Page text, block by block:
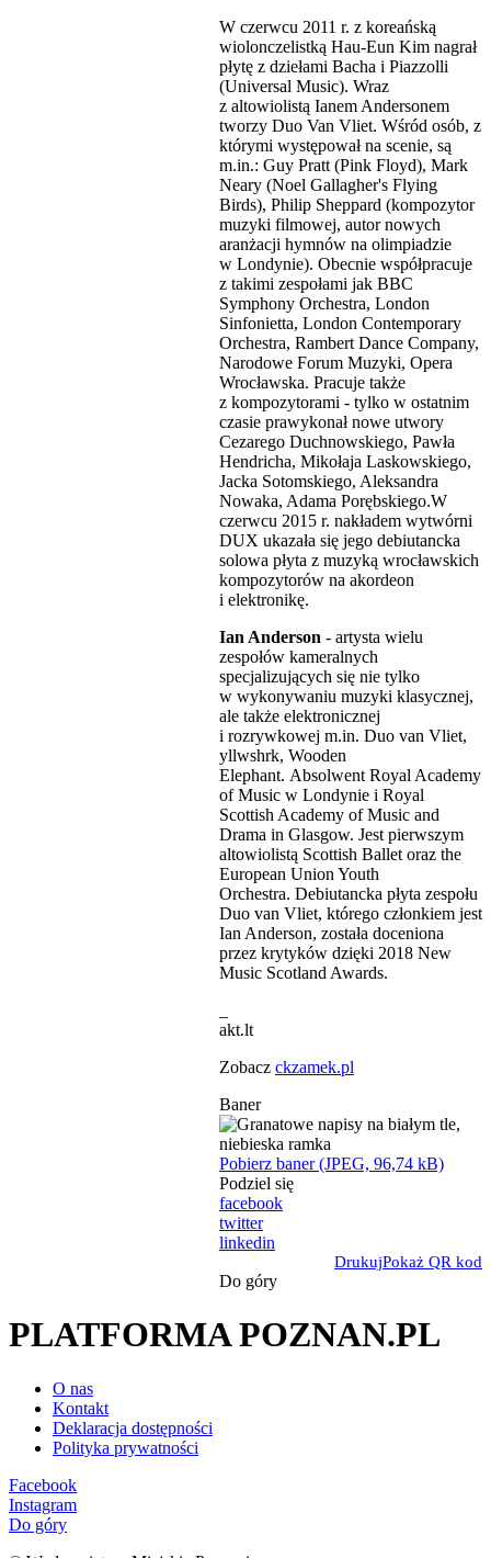
W czerwcu 2011 r. z koreańską
wiolonczelistką Hau-Eun Kim nagrał
płytę z dziełami Bacha i Piazzolli
(Universal Music). Wraz
z altowiolistą Ianem Andersonem
tworzy Duo Van Vliet. Wśród osób, z
którymi występował na scenie, są
m.in.: Guy Pratt (Pink Floyd), Mark
Neary (Noel Gallagher's Flying
Birds), Philip Sheppard (kompozytor
muzyki filmowej, autor nowych
aranżacji hymnów na olimpiadzie
w Londynie). Obecnie współpracuje
z takimi zespołami jak BBC
Symphony Orchestra, London
Sinfonietta, London Contemporary
Orchestra, Rambert Dance Company,
Narodowe Forum Muzyki, Opera
Wrocławska. Pracuje także
z kompozytorami - tylko w ostatnim
czasie prawykonał nowe utwory
Cezarego Duchnowskiego, Pawła
Hendricha, Mikołaja Laskowskiego,
Jacka Sotomskiego, Aleksandra
Nowaka, Adama Porębskiego.W
czerwcu 2015 r. nakładem wytwórni
DUX ukazała się jego debiutancka
solowa płyta z muzyką wrocławskich
kompozytorów na akordeon
i elektronikę.
Ian Anderson - artysta wielu
zespołów kameralnych
specjalizujących się nie tylko
w wykonywaniu muzyki klasycznej,
ale także elektronicznej
i rozrywkowej m.in. Duo van Vliet,
yllwshrk, Wooden
Elephant. Absolwent Royal Academy
of Music w Londynie i Royal
Scottish Academy of Music and
Drama in Glasgow. Jest pierwszym
altowiolistą Scottish Ballet oraz the
European Union Youth
Orchestra. Debiutancka płyta zespołu
Duo van Vliet, którego członkiem jest
Ian Anderson, została doceniona
przez krytyków dzięki 2018 New
Music Scotland Awards.
akt.lt
Zobacz ckzamek.pl
Baner
Pobierz baner (JPEG, 96,74 kB)
Podziel się
facebook
twitter
linkedin
DrukujPokaż QR kod
Do góry
PLATFORMA POZNAN.PL
O nas
Kontakt
Deklaracja dostępności
Polityka prywatności
Facebook
Instagram
Do góry